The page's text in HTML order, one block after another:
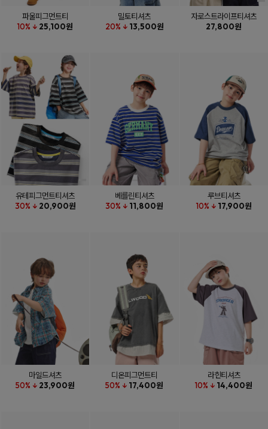
파울피그먼트티
10% ↓ 25,100원
밀토티셔츠
20% ↓ 13,500원
자로스트라이프티셔츠
27,800원
유테피그먼트티셔츠
30% ↓ 20,900원
베를린티셔츠
30% ↓ 11,800원
루브티셔츠
10% ↓ 17,900원
마일드셔츠
50% ↓ 23,900원
디온피그먼트티
50% ↓ 17,400원
라힌티셔츠
10% ↓ 14,400원